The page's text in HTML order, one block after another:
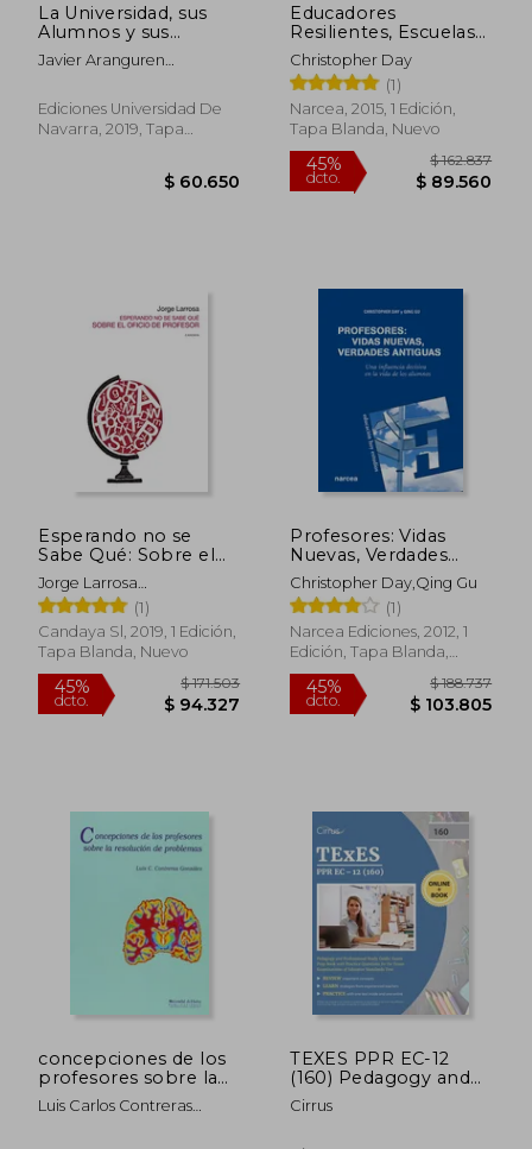
45%
dcto.
45%
dcto.
La Universidad, sus
Alumnos y sus
Profesores
Javier Aranguren
Ediciones Universidad De
Navarra, 2019, Tapa
$ 60.650
Educadores
Resilientes, Escuelas
Resilientes: Construir
y Sostener la Calidad
Educativa en Tiempos
Difíciles
Christopher Day
(1)
Narcea, 2015, 1 Edición,
Tapa Blanda, Nuevo
45%
dcto. $
Esperando no se
Sabe Qué: Sobre el
Oficio de Profesor
(Candaya Abierta)
Jorge Larrosa
Bond&Iacute;A
(1)
Candaya Sl, 2019, 1 Edición,
Tapa Blanda, Nuevo
Profesores: Vidas
Nuevas, Verdades
Antiguas. Una
Influencia Decisiva en
la Vida de los
Alumnos
Christopher Day,Qing Gu
(1)
Narcea Ediciones, 2012, 1
Edición, Tapa Blanda,
Nuevo
concepciones de los
profesores sobre la
resolución de
problemas
Luis Carlos Contreras
TEXES PPR EC-12
(160) Pedagogy and
Professional Study
Guide: Exam Prep
Cirrus